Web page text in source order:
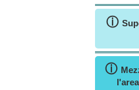
ⓘ
ⓘ